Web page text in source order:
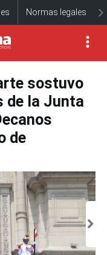
Normas legales
sostuvo
de la Junta
de